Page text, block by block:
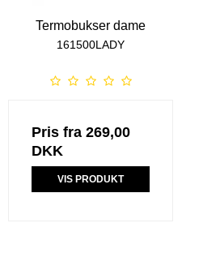
Termobukser dame
161500LADY
Pris fra 269,00
DKK
VIS PRODUKT